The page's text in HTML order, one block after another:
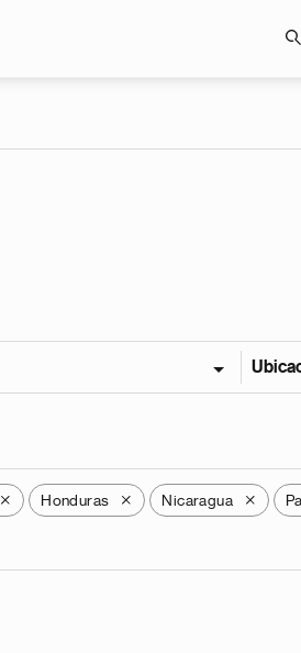
X Honduras X Nicaragua X